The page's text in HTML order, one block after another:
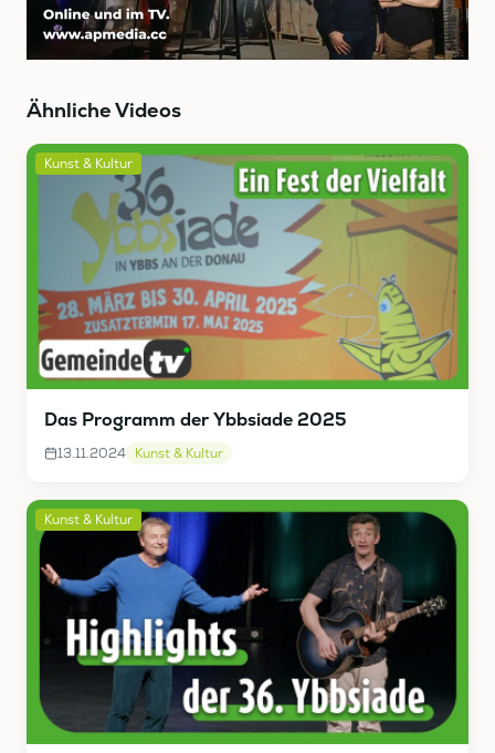
Ähnliche Videos
Kunst & Kultur
Das Programm der Ybbsiade 2025
13.11.2024 Kunst & Kultur
Kunst & Kultur